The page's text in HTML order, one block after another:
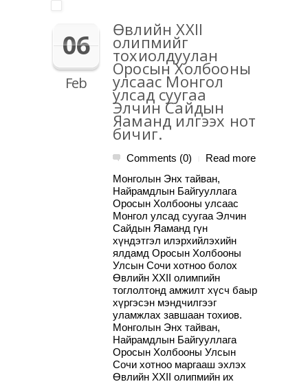
06
Feb
Өвлийн XXII
олипмийг
тохиолдуулан
Оросын Холбооны
улсаас Монгол
улсад суугаа
Элчин Сайдын
Яаманд илгээх нот
бичиг.
Comments (0)
Read more
Монголын Энх тайван,
Найрамдлын Байгууллага
Оросын Холбооны улсаас
Монгол улсад суугаа Элчин
Сайдын Яаманд гүн
хүндэтгэл илэрхийлэхийн
ялдамд Оросын Холбооны
Улсын Сочи хотноо болох
Өвлийн XXII олимпийн
тоглолтонд амжилт хүсч баыр
хүргэсэн мэндчилгээг
уламжлах завшаан тохиов.
Монголын Энх тайван,
Найрамдлын Байгууллага
Оросын Холбооны Улсын
Сочи хотноо маргааш эхлэх
Өвлийн XXII олипмийн их